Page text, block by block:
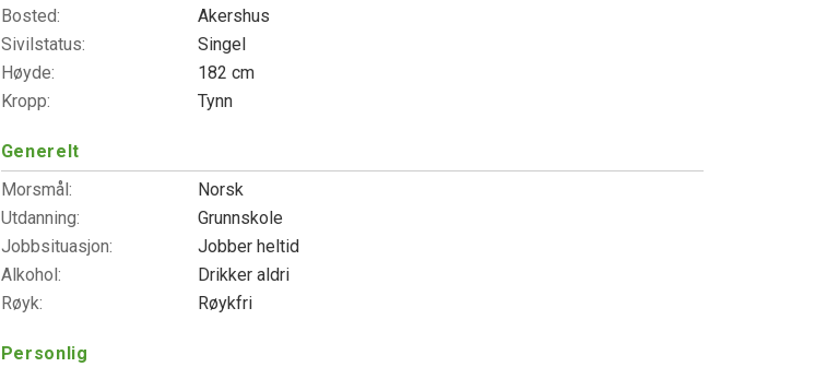
Bosted:
Akershus
Sivilstatus:
Singel
Høyde:
182 cm
Kropp:
Tynn
Generelt
Morsmål:
Norsk
Utdanning:
Grunnskole
Jobbsituasjon:
Jobber heltid
Alkohol:
Drikker aldri
Røyk:
Røykfri
Personlig